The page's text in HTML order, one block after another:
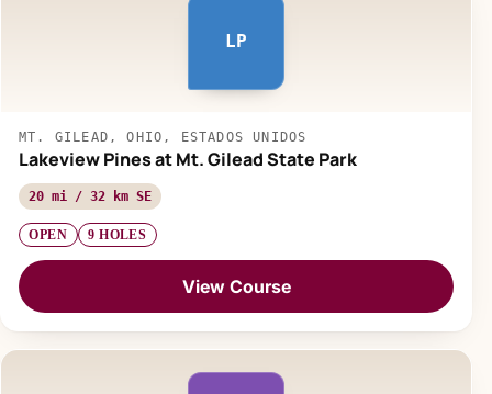
LP
MT. GILEAD, OHIO, ESTADOS UNIDOS
Lakeview Pines at Mt. Gilead State Park
20 mi / 32 km SE
OPEN 9 HOLES
View Course